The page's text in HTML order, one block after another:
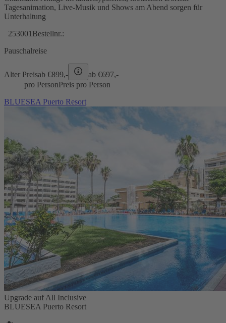
Tagesanimation, Live-Musik und Shows am Abend sorgen für
Unterhaltung
253001 Bestellnr.:
Pauschalreise
Alter Preisab €899,- ab €697,-
pro PersonPreis pro Person
BLUESEA Puerto Resort
Upgrade auf All Inclusive
BLUESEA Puerto Resort